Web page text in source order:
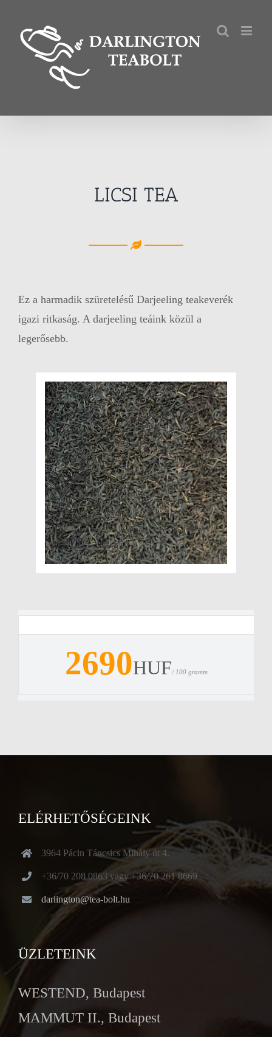
LICSI TEA
Ez a harmadik szüretelésű Darjeeling teakeverék
igazi ritkaság. A darjeeling teáink közül a
legerősebb.
2690HUF/ 100 gramm
ELÉRHETŐSÉGEINK
3964 Pácin Táncsics Mihály út 4.
+36/70 208 0863 vagy +36/70 261 8669
darlington@tea-bolt.hu
ÜZLETEINK
WESTEND, Budapest
MAMMUT II., Budapest